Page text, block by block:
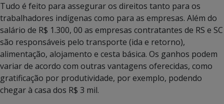
Tudo é feito para assegurar os direitos tanto para os
trabalhadores indígenas como para as empresas. Além do
salário de R$ 1.300, 00 as empresas contratantes de RS e SC
são responsáveis pelo transporte (ida e retorno),
alimentação, alojamento e cesta básica. Os ganhos podem
variar de acordo com outras vantagens oferecidas, como
gratificação por produtividade, por exemplo, podendo
chegar à casa dos R$ 3 mil.